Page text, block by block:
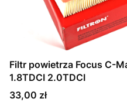
Filtr powietrza Focus C-
1.8TDCI 2.0TDCI
Cena
33,00 zł